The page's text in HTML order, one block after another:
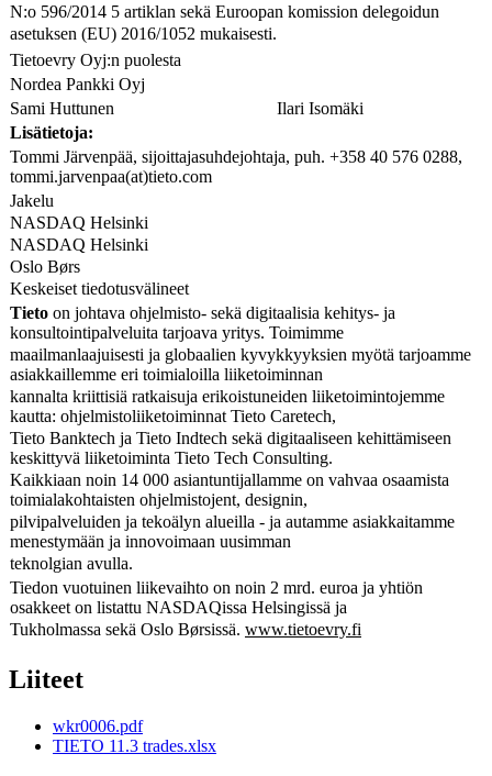
N:o 596/2014 5 artiklan sekä Euroopan komission delegoidun
asetuksen (EU) 2016/1052 mukaisesti.
Tietoevry Oyj:n puolesta
Nordea Pankki Oyj
Sami Huttunen
Ilari Isomäki
Lisätietoja:
Tommi Järvenpää, sijoittajasuhdejohtaja, puh. +358 40 576 0288,
tommi.jarvenpaa(at)tieto.com
Jakelu
NASDAQ Helsinki
NASDAQ Helsinki
Oslo Børs
Keskeiset tiedotusvälineet
Tieto on johtava ohjelmisto- sekä digitaalisia kehitys- ja
konsultointipalveluita tarjoava yritys. Toimimme
maailmanlaajuisesti ja globaalien kyvykkyyksien myötä tarjoamme
asiakkaillemme eri toimialoilla liiketoiminnan
kannalta kriittisiä ratkaisuja erikoistuneiden liiketoimintojemme
kautta: ohjelmistoliiketoiminnat Tieto Caretech,
Tieto Banktech ja Tieto Indtech sekä digitaaliseen kehittämiseen
keskittyvä liiketoiminta Tieto Tech Consulting.
Kaikkiaan noin 14 000 asiantuntijallamme on vahvaa osaamista
toimialakohtaisten ohjelmistojent, designin,
pilvipalveluiden ja tekoälyn alueilla - ja autamme asiakkaitamme
menestymään ja innovoimaan uusimman
teknolgian avulla.
Tiedon vuotuinen liikevaihto on noin 2 mrd. euroa ja yhtiön
osakkeet on listattu NASDAQissa Helsingissä ja
Tukholmassa sekä Oslo Børsissä. www.tietoevry.fi
Liiteet
wkr0006.pdf
TIETO 11.3 trades.xlsx